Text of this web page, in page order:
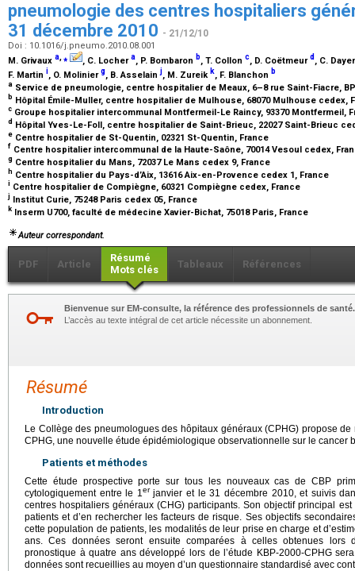
pneumologie des centres hospitaliers
31 décembre 2010 - 21/12/10
Doi : 10.1016/j.pneumo.2010.08.001
M. Grivaux a,⁎ , C. Lochera, P. Bombaron b, T. Collon c, D. Coëtmeurd , C.
F. Martin i, O. Molinierg, B. Asselainj, M. Zureik k, F. Blanchon b
a Service de pneumologie, centre hospitalier de Meaux, 6–8 rue Saint-Fiacre,
b Hôpital Émile-Muller, centre hospitalier de Mulhouse, 68070 Mulhouse cedex,
c Groupe hospitalier intercommunal Montfermeil-Le Raincy, 93370 Montfermeil,
d Hôpital Yves-Le-Foll, centre hospitalier de Saint-Brieuc, 22027 Saint-Brieuc
e Centre hospitalier de St-Quentin, 02321 St-Quentin, France
f Centre hospitalier intercommunal de la Haute-Saône, 70014 Vesoul cedex,
g Centre hospitalier du Mans, 72037 Le Mans cedex 9, France
h Centre hospitalier du Pays-d’Aix, 13616 Aix-en-Provence cedex 1, France
i Centre hospitalier de Compiègne, 60321 Compiègne cedex, France
j Institut Curie, 75248 Paris cedex 05, France
k Inserm U700, faculté de médecine Xavier-Bichat, 75018 Paris, France
Auteur correspondant.
PDF Article
Résumé
Mots clés
Tableaux Références
Bienvenue sur EM-consulte, la référence des professionnels de santé.
L’accès au texte intégral de cet article nécessite un abonnement.
Résumé
Introduction
Le Collège des pneumologues des hôpitaux généraux (CPHG) propose de
CPHG, une nouvelle étude épidémiologique observationnelle sur le cancer
Patients et méthodes
Cette étude prospective porte sur tous les nouveaux cas de CBP
cytologiquement entre le 1 erjanvier et le 31 décembre 2010, et suivis
centres hospitaliers généraux (CHG) participants. Son objectif principal
patients et d’en rechercher les facteurs de risque. Ses objectifs
cette population de patients, les modalités de leur prise en charge et
ans. Ces données seront ensuite comparées à celles obtenues lors
pronostique à quatre ans développé lors de l’étude KBP-2000-CPHG
données sont recueillies au moyen d’un questionnaire standardisé avec